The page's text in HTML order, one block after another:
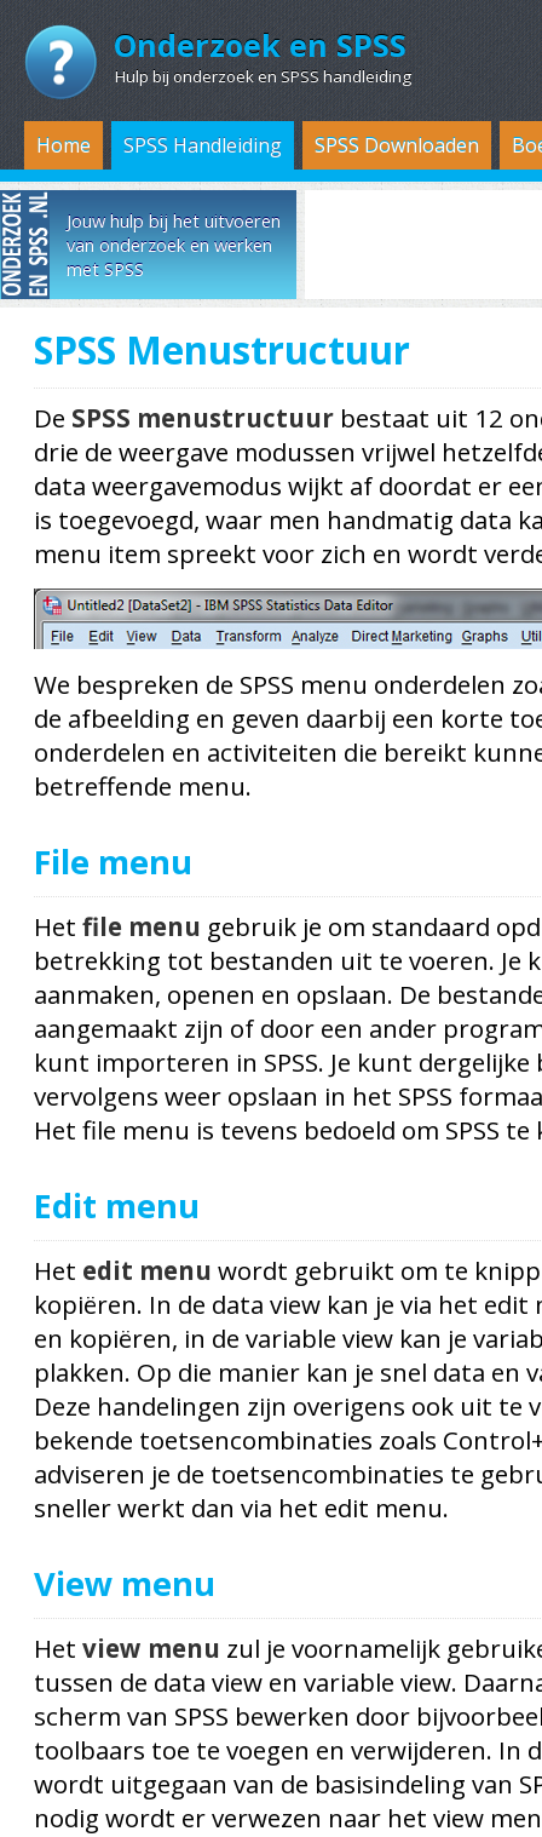
Onderzoek en SPSS
Hulp bij onderzoek en SPSS handleiding
Home SPSS Handleiding SPSS Downloaden
Jouw hulp bij het uitvoeren
van onderzoek en werken
met SPSS
SPSS Menustructuur
De SPSS menustructuur bestaat uit 12
drie de weergave modussen vrijwel
data weergavemodus wijkt af doordat er
is toegevoegd, waar men handmatig data
menu item spreekt voor zich en wordt
We bespreken de SPSS menu onderdelen
de afbeelding en geven daarbij een korte
onderdelen en activiteiten die bereikt
betreffende menu.
File menu
Het file menu gebruik je om standaard
betrekking tot bestanden uit te voeren. Je
aanmaken, openen en opslaan. De
aangemaakt zijn of door een ander
kunt importeren in SPSS. Je kunt dergelijke
vervolgens weer opslaan in het SPSS
Het file menu is tevens bedoeld om SPSS
Edit menu
Het edit menu wordt gebruikt om te
kopiëren. In de data view kan je via het
en kopiëren, in de variable view kan je
plakken. Op die manier kan je snel data en
Deze handelingen zijn overigens ook uit te
bekende toetsencombinaties zoals
adviseren je de toetsencombinaties te
sneller werkt dan via het edit menu.
View menu
Het view menu zul je voornamelijk
tussen de data view en variable view.
scherm van SPSS bewerken door
toolbaars toe te voegen en verwijderen. In
wordt uitgegaan van de basisindeling van
nodig wordt er verwezen naar het view